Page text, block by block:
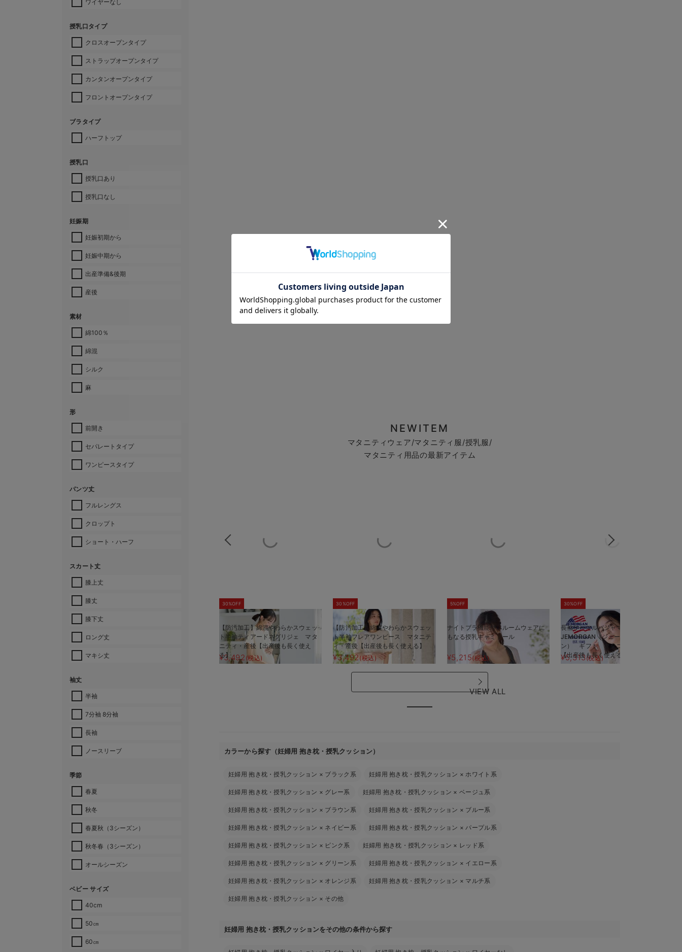
ワイヤーなし
授乳口タイプ
クロスオープンタイプ
ストラップオープンタイプ
カンタンオープンタイプ
フロントオープンタイプ
ブラタイプ
ハーフトップ
授乳口
授乳口あり
授乳口なし
妊娠期
妊娠初期から
妊娠中期から
出産準備&後期
産後
素材
綿100％
綿混
シルク
麻
形
前開き
セパレートタイプ
ワンピースタイプ
パンツ丈
フルレングス
クロップト
ショート・ハーフ
スカート丈
膝上丈
膝丈
膝下丈
ロング丈
マキシ丈
袖丈
半袖
7分袖 8分袖
長袖
ノースリーブ
季節
春夏
秋冬
春夏秋（3シーズン）
秋冬春（3シーズン）
オールシーズン
ベビー サイズ
40cm
50㎝
60㎝
NEWITEM
マタニティウェア/マタニティ服/授乳服/
マタニティ用品の最新アイテム
30%OFF
【防汚加工】綿混やわらかスウェッ
ト半袖ティアードネグリジェ マタ
ニティ・産後【出産後も長く使え
る】
¥3,492 (税込)
30%OFF
【防汚加工】綿混やわらかスウェッ
ト半袖フレアワンピース マタニテ
ィ・産後【出産後も長く使える】
¥3,492(税込)
5%OFF
ナイトブラ機能付 ルームウェアに
もなる授乳キャミソール
¥5,215(税込)
30%OFF
長袖サーマルパジャマ3点セット
JEMORGAN（ジェーイーモーガ
ン） ギフト マタニティ・産後
【出産後も長く使える】
¥5,313 (税込)
VIEW ALL
カラーから探す（妊婦用 抱き枕・授乳クッション）
妊婦用 抱き枕・授乳クッション × ブラック系 妊婦用 抱き枕・授乳クッション × ホワイト系
妊婦用 抱き枕・授乳クッション × グレー系 妊婦用 抱き枕・授乳クッション ×ベージュ系
妊婦用 抱き枕・授乳クッション × ブラウン系 妊婦用 抱き枕・授乳クッション × ブルー系
妊婦用 抱き枕・授乳クッション × ネイビー系 妊婦用 抱き枕・授乳クッション × パープル系
妊婦用 抱き枕・授乳クッション × ピンク系 妊婦用 抱き枕・授乳クッション × レッド系
妊婦用 抱き枕・授乳クッション × グリーン系 妊婦用 抱き枕・授乳クッション × イエロー系
妊婦用 抱き枕・授乳クッション × オレンジ系 妊婦用 抱き枕・授乳クッション × マルチ系
妊婦用 抱き枕・授乳クッション × その他
妊婦用 抱き枕・授乳クッションをその他の条件から探す
お気に入り商品を確認する